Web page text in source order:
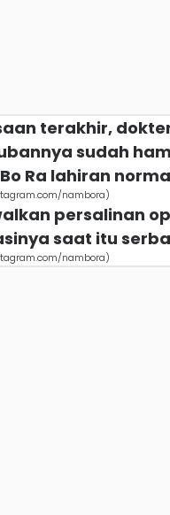
terakhir,
sudah
Ra lahiran
nambora)
persalinan
saat itu
nambora)